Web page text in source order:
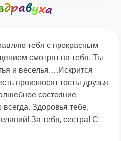
тебя с прекрасным
смотрят на тебя. Ты
и веселья.…Искрится
произносят тосты друзья
состояние
всегда. Здоровья тебе,
За тебя, сестра! С